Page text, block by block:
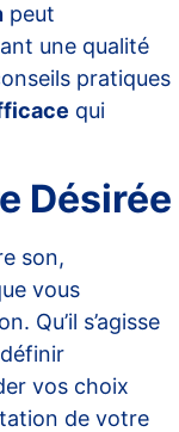
peut
une qualité
pratiques
qui
Désirée
son,
vous
Qu’il s’agisse
vos choix
de votre